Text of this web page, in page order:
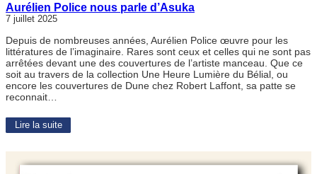
Aurélien Police nous parle d’Asuka
7 juillet 2025
Depuis de nombreuses années, Aurélien Police œuvre pour les
littératures de l’imaginaire. Rares sont ceux et celles qui ne sont pas
arrêtées devant une des couvertures de l’artiste manceau. Que ce
soit au travers de la collection Une Heure Lumière du Bélial, ou
encore les couvertures de Dune chez Robert Laffont, sa patte se
reconnait…
Lire la suite